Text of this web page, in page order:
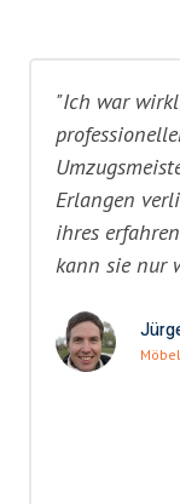
"Ich war
Erlangen
ihres
kann sie nur